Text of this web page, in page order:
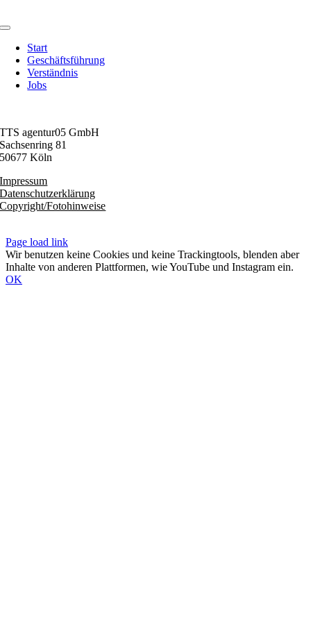
Inhalt
Toggle
Navigation
Start
Geschäftsführung
Verständnis
Jobs
TTS agentur05 GmbH
Sachsenring 81
50677 Köln
Impressum
Datenschutzerklärung
Copyright/Fotohinweise
Page load link
Wir benutzen keine Cookies und keine Trackingtools, blenden aber
Inhalte von anderen Plattformen, wie YouTube und Instagram ein.
OK